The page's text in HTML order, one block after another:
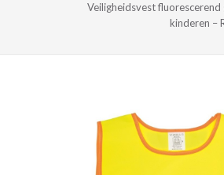
Veiligheidsvest fluorescerend
kinderen –